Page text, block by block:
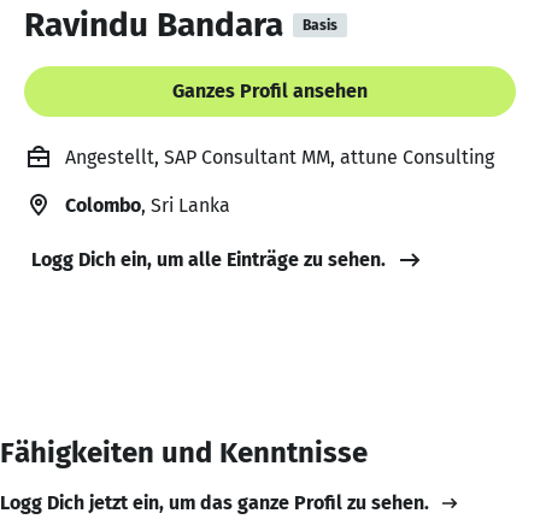
Ravindu Bandara Basis
Ganzes Profil ansehen
Angestellt, SAP Consultant MM, attune Consulting
Colombo, Sri Lanka
Logg Dich ein, um alle Einträge zu sehen.
Fähigkeiten und Kenntnisse
Logg Dich jetzt ein, um das ganze Profil zu sehen.